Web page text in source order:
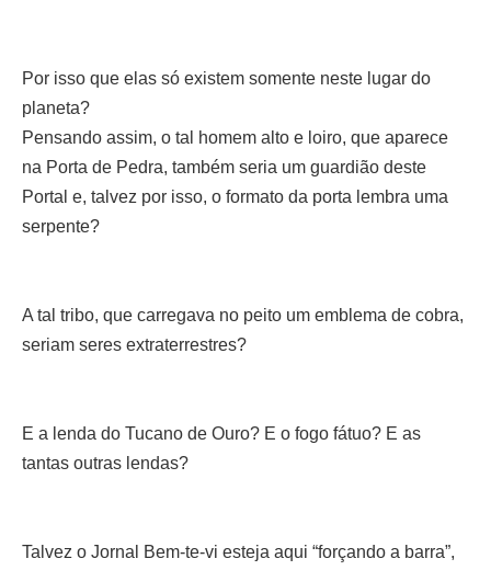
Por isso que elas só existem somente neste lugar do
planeta?
Pensando assim, o tal homem alto e loiro, que aparece
na Porta de Pedra, também seria um guardião deste
Portal e, talvez por isso, o formato da porta lembra uma
serpente?
A tal tribo, que carregava no peito um emblema de cobra,
seriam seres extraterrestres?
E a lenda do Tucano de Ouro? E o fogo fátuo? E as
tantas outras lendas?
Talvez o Jornal Bem-te-vi esteja aqui “forçando a barra”,